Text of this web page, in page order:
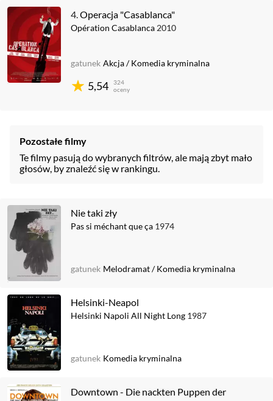
4.Operacja "Casablanca"
Opération Casablanca 2010
5,54
324
oceny
gatunek Akcja/Komedia kryminalna
Pozostałe filmy
Te filmy pasują do wybranych filtrów, ale mają zbyt mało
głosów, by znaleźć się w rankingu.
Nie taki zły
Pas si méchant que ça 1974
gatunek Melodramat/Komedia kryminalna
Helsinki-Neapol
Helsinki Napoli All Night Long 1987
gatunek Komedia kryminalna
Downtown - Die nackten Puppen der